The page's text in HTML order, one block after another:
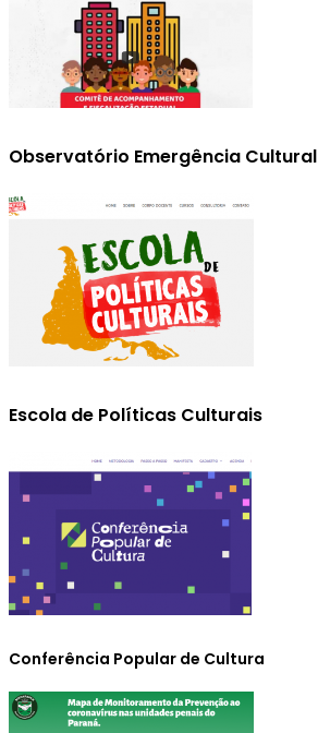
Observatório Emergência Cultural
Escola de Políticas Culturais
Conferência Popular de Cultura